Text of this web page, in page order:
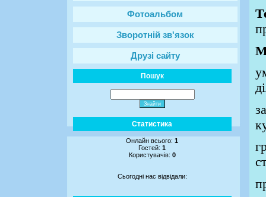
Фотоальбом
Зворотній зв'язок
Друзі сайту
Пошук
Статистика
Онлайн всього:1
Гостей:1
Користувачів: 0
Сьогодні нас відвідали: